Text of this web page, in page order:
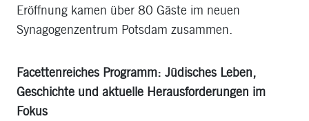
Eröffnung kamen über 80 Gäste im neuen
Synagogenzentrum Potsdam zusammen.
Facettenreiches Programm: Jüdisches Leben,
Geschichte und aktuelle Herausforderungen im
Fokus